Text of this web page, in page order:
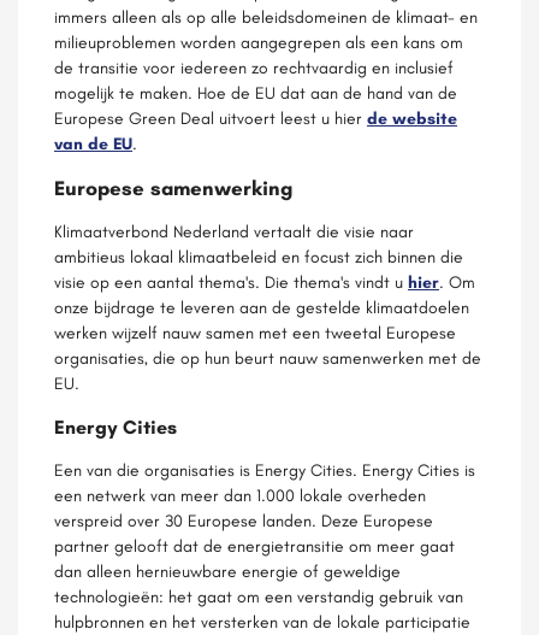
immers alleen als op alle beleidsdomeinen de klimaat- en
milieuproblemen worden aangegrepen als een kans om
de transitie voor iedereen zo rechtvaardig en inclusief
mogelijk te maken. Hoe de EU dat aan de hand van de
Europese Green Deal uitvoert leest u hier de website
van de EU.
Europese samenwerking
Klimaatverbond Nederland vertaalt die visie naar
ambitieus lokaal klimaatbeleid en focust zich binnen die
visie op een aantal thema's. Die thema's vindt u hier. Om
onze bijdrage te leveren aan de gestelde klimaatdoelen
werken wijzelf nauw samen met een tweetal Europese
organisaties, die op hun beurt nauw samenwerken met de
EU.
Energy Cities
Een van die organisaties is Energy Cities. Energy Cities is
een netwerk van meer dan 1.000 lokale overheden
verspreid over 30 Europese landen. Deze Europese
partner gelooft dat de energietransitie om meer gaat
dan alleen hernieuwbare energie of geweldige
technologieën: het gaat om een ​​verstandig gebruik van
hulpbronnen en het versterken van de lokale participatie